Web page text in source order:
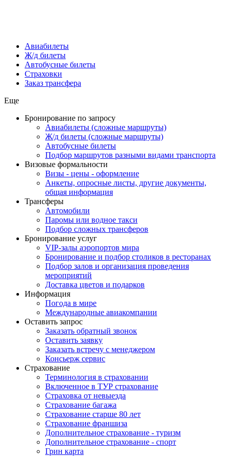
Авиабилеты
Ж/д билеты
Автобусные билеты
Страховки
Заказ трансфера
Еще
Бронирование по запросу
Авиабилеты (сложные маршруты)
Ж/д билеты (сложные маршруты)
Автобусные билеты
Подбор маршрутов разными видами транспорта
Визовые формальности
Визы - цены - оформление
Анкеты, опросные листы, другие документы,
общая информация
Трансферы
Автомобили
Паромы или водное такси
Подбор сложных трансферов
Бронирование услуг
VIP-залы аэропортов мира
Бронирование и подбор столиков в ресторанах
Подбор залов и организация проведения
мероприятий
Доставка цветов и подарков
Информация
Погода в мире
Международные авиакомпании
Оставить запрос
Заказать обратный звонок
Оставить заявку
Заказать встречу с менеджером
Консьерж сервис
Страхование
Терминология в страховании
Включенное в ТУР страхование
Страховка от невыезда
Страхование багажа
Страхование старше 80 лет
Страхование франшиза
Дополнительное страхование - туризм
Дополнительное страхование - спорт
Грин карта